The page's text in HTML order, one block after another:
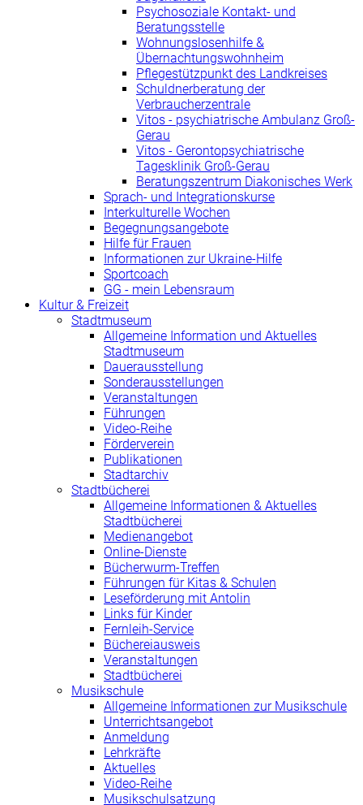
Psychosoziale Kontakt- und
Beratungsstelle
Wohnungslosenhilfe &
Übernachtungswohnheim
Pflegestützpunkt des Landkreises
Schuldnerberatung der
Verbraucherzentrale
Vitos - psychiatrische Ambulanz Groß-
Gerau
Vitos - Gerontopsychiatrische
Tagesklinik Groß-Gerau
Beratungszentrum Diakonisches Werk
Sprach- und Integrationskurse
Interkulturelle Wochen
Begegnungsangebote
Hilfe für Frauen
Informationen zur Ukraine-Hilfe
Sportcoach
GG - mein Lebensraum
Kultur & Freizeit
Stadtmuseum
Allgemeine Information und Aktuelles
Stadtmuseum
Dauerausstellung
Sonderausstellungen
Veranstaltungen
Führungen
Video-Reihe
Förderverein
Publikationen
Stadtarchiv
Stadtbücherei
Allgemeine Informationen & Aktuelles
Stadtbücherei
Medienangebot
Online-Dienste
Bücherwurm-Treffen
Führungen für Kitas & Schulen
Leseförderung mit Antolin
Links für Kinder
Fernleih-Service
Büchereiausweis
Veranstaltungen
Stadtbücherei
Musikschule
Allgemeine Informationen zur Musikschule
Unterrichtsangebot
Anmeldung
Lehrkräfte
Aktuelles
Video-Reihe
Musikschulsatzung